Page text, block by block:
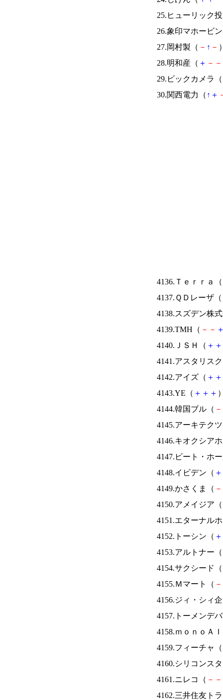
25.ヒューリック
26.象印マホービ
27.岡村製（ － ↑ －
28.明和産（ ＋ － －
29.ビックカメラ（
30.関西電力（ ↑ ＋
4136.Ｔｅｒｒａ（
4137.ＱＤレーザ（
4138.スズデン株
4139.TMH（ － －
4140.ＪＳＨ（ ＋ ＋
4141.アスタリス
4142.アイズ（ ＋ ＋
4143.YE（ ＋ ＋ ＋
4144.韓国ブル（ －
4145.アーキテク
4146.キオクシア
4147.ビート・ホ
4148.イビデン（ ＋
4149.かさくま（ －
4150.アメイジア（
4151.エターナル
4152.トーシン（ ＋
4153.アルトナー（
4154.サクシード（
4155.Ｍマート（ －
4156.ジィ・シィ
4157.トーメンデ
4158.ｍｏｎｏＡ
4159.フィーチャ（
4160.シリコンス
4161.ニレコ（ － －
4162.三井住友ト